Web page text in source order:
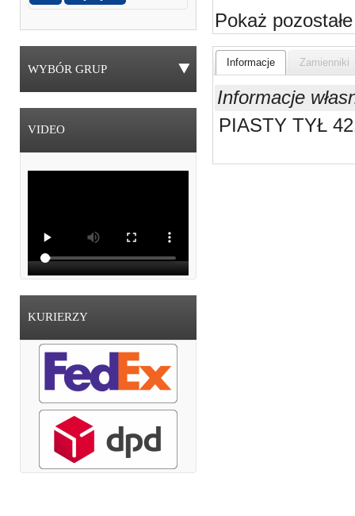
WYBÓR GRUP
VIDEO
KURIERZY
Pokaż pozostałe
Informacje Zamienniki
Informacje
PIASTY TYŁ